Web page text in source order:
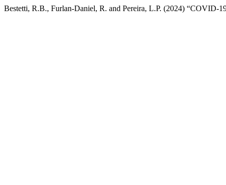
Bestetti, R.B., Furlan-Daniel, R. and Pereira, L.P. (2024) “COVID-